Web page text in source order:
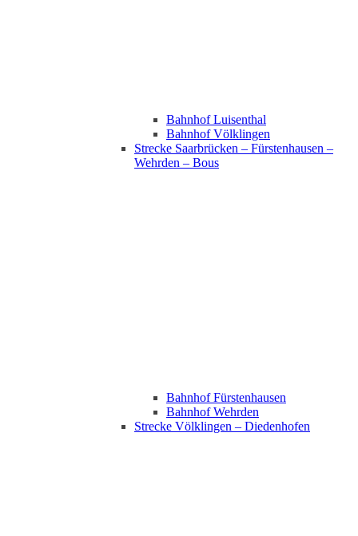
Bahnhof Luisenthal
Bahnhof Völklingen
Strecke Saarbrücken – Fürstenhausen –
Wehrden – Bous
Bahnhof Fürstenhausen
Bahnhof Wehrden
Strecke Völklingen – Diedenhofen